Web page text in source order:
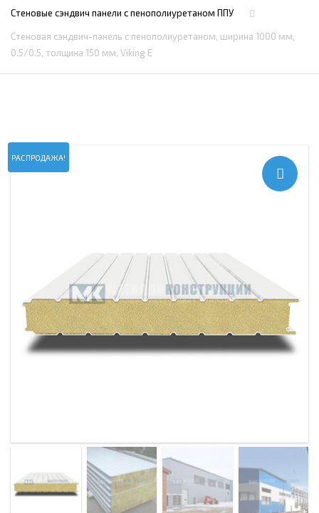
Стеновые сэндвич панели с пенополиуретаном ППУ
Стеновая сэндвич-панель с пенополиуретаном, ширина 1000 мм,
0.5/0.5, толщина 150 мм, Viking E
РАСПРОДАЖА!